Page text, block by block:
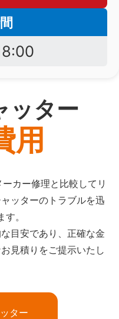
ッター
用
カー修理と比較してリ
ッターのトラブルを迅
。
目安であり、正確な金
見積りをご提示いたし
ター